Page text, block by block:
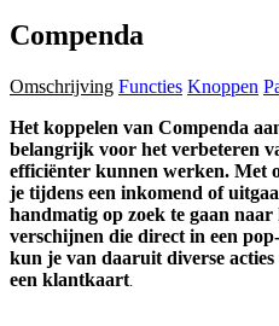
Compenda
Omschrijving Functies Knoppen
Het koppelen van Compenda
belangrijk voor het verbeteren
efficiënter kunnen werken. Met
je tijdens een inkomend of
handmatig op zoek te gaan naar
verschijnen die direct in een
kun je van daaruit diverse
een klantkaart.